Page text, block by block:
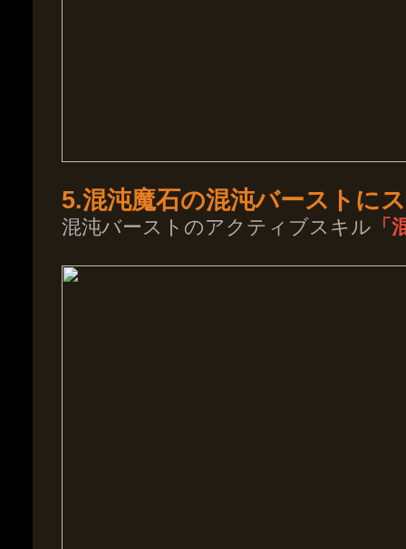
5.混沌魔石の混沌バーストに
混沌バーストのアクティブスキル 「